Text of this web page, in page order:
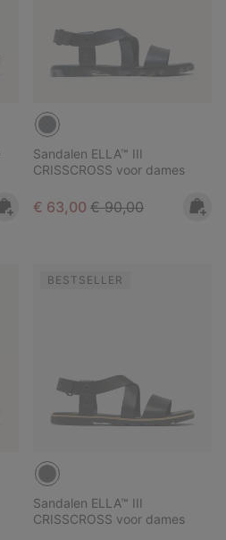
Sandalen ELLA™ III
CRISSCROSS voor dames
Sale price:
€ 63,00 Regular price:
€ 90,00
BESTSELLER
Sandalen ELLA™ III
CRISSCROSS voor dames